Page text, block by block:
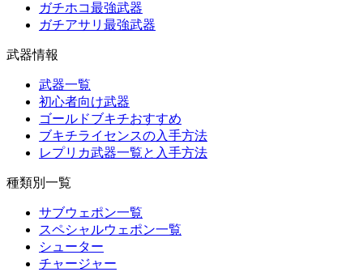
ガチホコ最強武器
ガチアサリ最強武器
武器情報
武器一覧
初心者向け武器
ゴールドブキチおすすめ
ブキチライセンスの入手方法
レプリカ武器一覧と入手方法
種類別一覧
サブウェポン一覧
スペシャルウェポン一覧
シューター
チャージャー